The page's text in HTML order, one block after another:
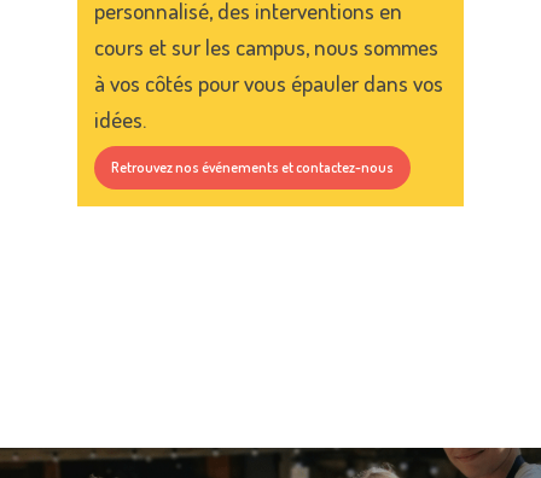
personnalisé, des interventions en
cours et sur les campus, nous sommes
à vos côtés pour vous épauler dans vos
idées.
Retrouvez nos événements et contactez-nous